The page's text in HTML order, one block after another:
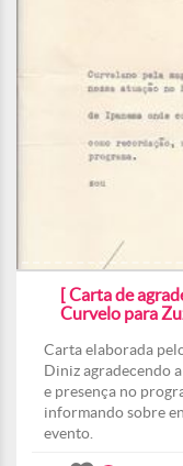
[ Carta de
Curvelo para
Carta elaborada
Diniz agradecendo
e presença no
informando sobre
evento.